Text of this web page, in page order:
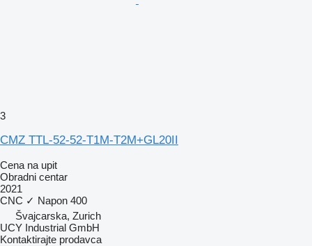
3
CMZ TTL-52-52-T1M-T2M+GL20II
Cena na upit
Obradni centar
2021
CNC ✓ Napon 400
Švајcarska, Zurich
UCY Industrial GmbH
Kontaktirajte prodavca